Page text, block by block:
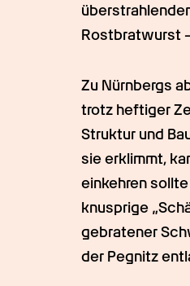
Rostbratwurst
Zu Nürnbergs
trotz heftiger
Struktur und
sie erklimmt,
einkehren
knusprige
gebratener
der Pegnitz